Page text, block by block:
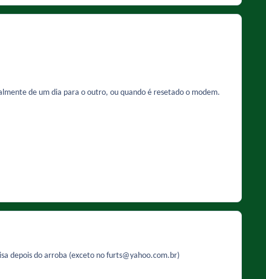
de um dia para o outro, ou quando é resetado o modem.
depois do arroba (exceto no furts@yahoo.com.br)